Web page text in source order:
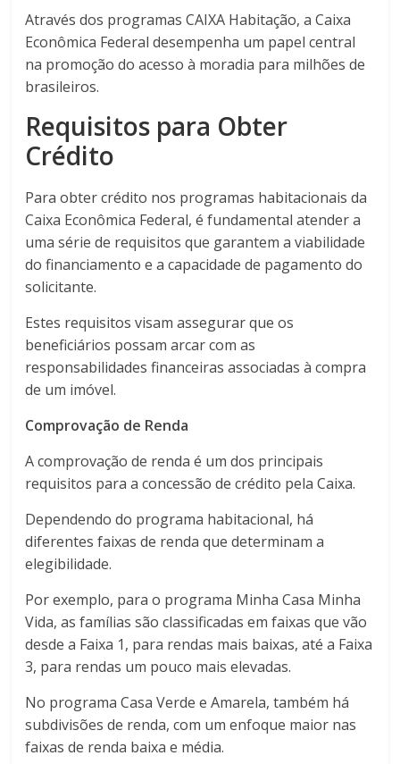
Através dos programas CAIXA Habitação, a Caixa
Econômica Federal desempenha um papel central
na promoção do acesso à moradia para milhões de
brasileiros.
Requisitos para Obter
Crédito
Para obter crédito nos programas habitacionais da
Caixa Econômica Federal, é fundamental atender a
uma série de requisitos que garantem a viabilidade
do financiamento e a capacidade de pagamento do
solicitante.
Estes requisitos visam assegurar que os
beneficiários possam arcar com as
responsabilidades financeiras associadas à compra
de um imóvel.
Comprovação de Renda
A comprovação de renda é um dos principais
requisitos para a concessão de crédito pela Caixa.
Dependendo do programa habitacional, há
diferentes faixas de renda que determinam a
elegibilidade.
Por exemplo, para o programa Minha Casa Minha
Vida, as famílias são classificadas em faixas que vão
desde a Faixa 1, para rendas mais baixas, até a Faixa
3, para rendas um pouco mais elevadas.
No programa Casa Verde e Amarela, também há
subdivisões de renda, com um enfoque maior nas
faixas de renda baixa e média.